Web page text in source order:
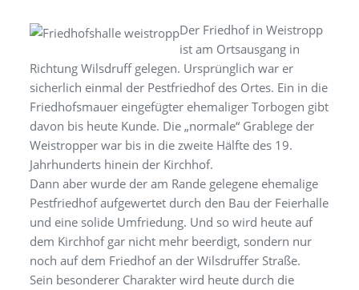
Der Friedhof in Weistropp
ist am Ortsausgang in
Richtung Wilsdruff gelegen. Ursprünglich war er
sicherlich einmal der Pestfriedhof des Ortes. Ein in die
Friedhofsmauer eingefügter ehemaliger Torbogen gibt
davon bis heute Kunde. Die „normale“ Grablege der
Weistropper war bis in die zweite Hälfte des 19.
Jahrhunderts hinein der Kirchhof.
Dann aber wurde der am Rande gelegene ehemalige
Pestfriedhof aufgewertet durch den Bau der Feierhalle
und eine solide Umfriedung. Und so wird heute auf
dem Kirchhof gar nicht mehr beerdigt, sondern nur
noch auf dem Friedhof an der Wilsdruffer Straße.
Sein besonderer Charakter wird heute durch die